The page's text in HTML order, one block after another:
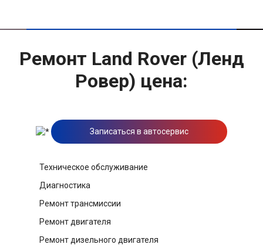
Ремонт Land Rover (Ленд
Ровер) цена:
Записаться в автосервис
Техническое обслуживание
Диагностика
Ремонт трансмиссии
Ремонт двигателя
Ремонт дизельного двигателя